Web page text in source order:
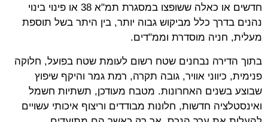
חדשים או כאלה ששופצו במסגרת תמ"א 38 או פינוי בינוי
נהנים בדרך כלל מביקוש גבוה יותר, בין היתר בשל תוספת
מעלית, חניה מוסדרת וממ"דים.
בתוך הדירה נבחנים שטח רשום לעומת שטח בפועל, חלוקה
פנימית, כיווני אוויר, גובה תקרה, רמת גמר והיקף שיפוץ
שבוצע בשנים האחרונות. מטבח מעודכן, תשתיות חשמל
ואינסטלציה חדשות, חלונות מבודדים וריצוף איכותי עשויים